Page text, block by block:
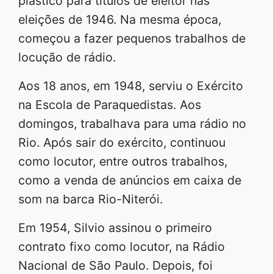
eleições de 1946. Na mesma época,
começou a fazer pequenos trabalhos de
locução de rádio.
Aos 18 anos, em 1948, serviu o Exército
na Escola de Paraquedistas. Aos
domingos, trabalhava para uma rádio no
Rio. Após sair do exército, continuou
como locutor, entre outros trabalhos,
como a venda de anúncios em caixa de
som na barca Rio-Niterói.
Em 1954, Silvio assinou o primeiro
contrato fixo como locutor, na Rádio
Nacional de São Paulo. Depois, foi